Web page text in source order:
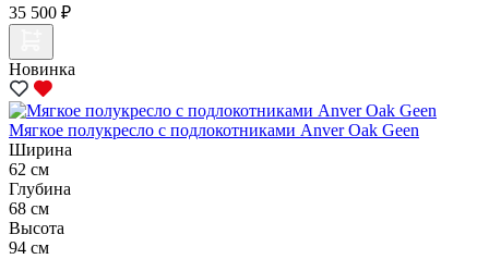
35 500 ₽
Новинка
Мягкое полукресло с подлокотниками Anver Oak Geen
Ширина
62 см
Глубина
68 см
Высота
94 см